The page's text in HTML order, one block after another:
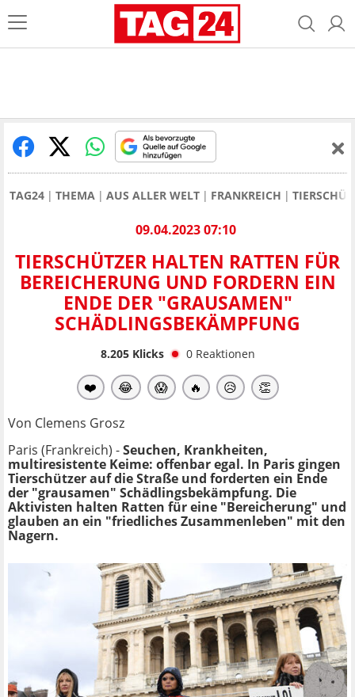
TAG24 THEMA AUS ALLER WELT FRANKREICH
09.04.2023 07:10
TIERSCHÜTZER HALTEN RATTEN FÜR
BEREICHERUNG UND FORDERN EIN
ENDE DER "GRAUSAMEN"
SCHÄDLINGSBEKÄMPFUNG
8.205Klicks 0 Reaktionen
❤️ 😂 😱 🔥 😥 👏
Von Clemens Grosz
Paris (Frankreich) -Seuchen, Krankheiten,
multiresistente Keime: offenbar egal. In Paris gingen
Tierschützer auf die Straße und forderten ein Ende
der "grausamen" Schädlingsbekämpfung. Die
Aktivisten halten Ratten für eine "Bereicherung" und
glauben an ein "friedliches Zusammenleben" mit den
Nagern.